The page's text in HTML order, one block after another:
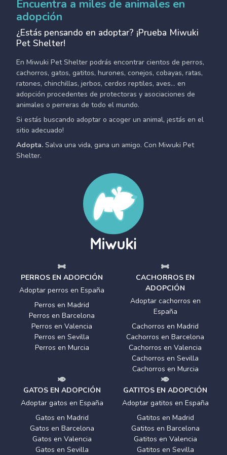
Encuentra a miles de animales en
adopción
¿Estás pensando en adoptar? ¡Prueba Miwuki
Pet Shelter!
En Miwuki Pet Shelter podrás encontrar cientos de perros,
cachorros, gatos, gatitos, hurones, conejos, cobayas, ratas,
ratones, chinchillas, jerbos, cerdos reptiles, aves... en
adopción procedentes de protectoras y asociaciones de
animales o perreras de todo el mundo.
Si estás buscando adoptar o acoger un animal, ¡estás en el
sitio adecuado!
Adopta. Salva una vida, gana un amigo. Con Miwuki Pet
Shelter.
PERROS EN ADOPCIÓN
Adoptar perros en España
Perros en Madrid
Perros en Barcelona
Perros en Valencia
Perros en Sevilla
Perros en Murcia
CACHORROS EN
ADOPCIÓN
Adoptar cachorros en
España
Cachorros en Madrid
Cachorros en Barcelona
Cachorros en Valencia
Cachorros en Sevilla
Cachorros en Murcia
GATOS EN ADOPCIÓN
Adoptar gatos en España
Gatos en Madrid
Gatos en Barcelona
Gatos en Valencia
Gatos en Sevilla
GATITOS EN ADOPCIÓN
Adoptar gatitos en España
Gatitos en Madrid
Gatitos en Barcelona
Gatitos en Valencia
Gatitos en Sevilla